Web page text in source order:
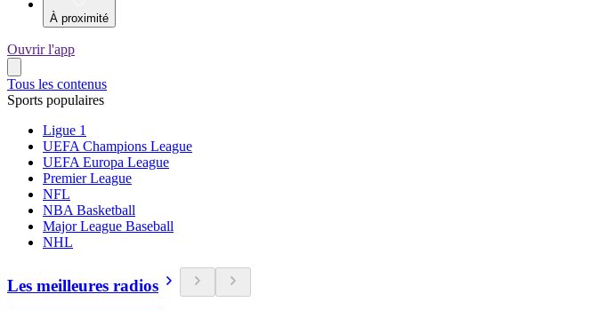
À proximité
Ouvrir l'app
Tous les contenus
Sports populaires
Ligue 1
UEFA Champions League
UEFA Europa League
Premier League
NFL
NBA Basketball
Major League Baseball
NHL
Les meilleures radios